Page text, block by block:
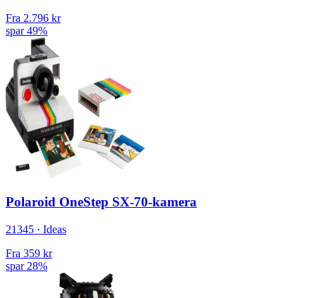
Fra 2.796 kr
spar 49%
Polaroid OneStep SX-70-kamera
21345 · Ideas
Fra 359 kr
spar 28%